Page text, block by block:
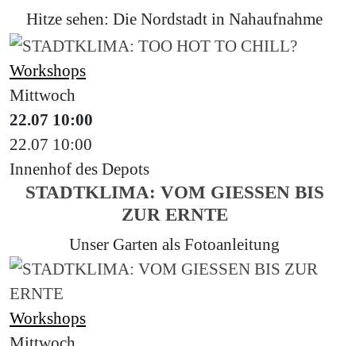
Hitze sehen: Die Nordstadt in Nahaufnahme
Workshops
Mittwoch
22.07 10:00
22.07 10:00
Innenhof des Depots
STADTKLIMA: VOM GIESSEN BIS
ZUR ERNTE
Unser Garten als Fotoanleitung
Workshops
Mittwoch